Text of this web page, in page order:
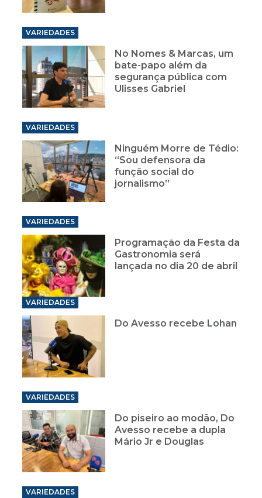
VARIEDADES
No Nomes & Marcas, um
bate-papo além da
segurança pública com
Ulisses Gabriel
VARIEDADES
Ninguém Morre de Tédio:
“Sou defensora da
função social do
jornalismo”
VARIEDADES
Programação da Festa da
Gastronomia será
lançada no dia 20 de abril
VARIEDADES
Do Avesso recebe Lohan
VARIEDADES
Do piseiro ao modão, Do
Avesso recebe a dupla
Mário Jr e Douglas
VARIEDADES